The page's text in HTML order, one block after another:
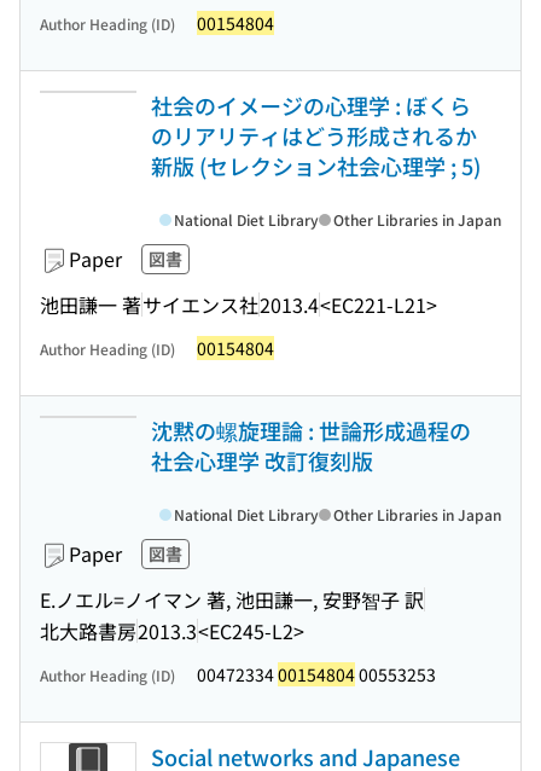
Author Heading (ID) 00154804
社会のイメージの心理学 : ぼくら
のリアリティはどう形成されるか
新版 (セレクション社会心理学 ; 5)
Paper 図書
池田謙一 著サイエンス社2013.4<EC221-L21>
National Diet Library Other Libraries in Japan
Author Heading (ID) 00154804
沈黙の螺旋理論 : 世論形成過程の
社会心理学 改訂復刻版
Paper 図書
E.ノエル=ノイマン 著, 池田謙一, 安野智子 訳
北大路書房2013.3<EC245-L2>
National Diet Library Other Libraries in Japan
Author Heading (ID) 004723340015480400553253
Social networks and Japanese